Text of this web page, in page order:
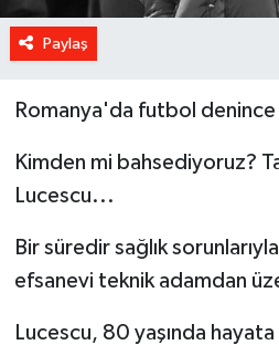
Paylaş
Romanya'da futbol
Kimden mi bahsediyoruz?
Lucescu...
Bir süredir sağlık
efsanevi teknik adamdan
Lucescu, 80 yaşında